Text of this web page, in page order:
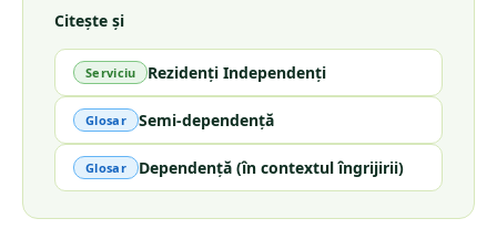
Citește și
Serviciu Rezidenți Independenți
Glosar Semi-dependență
Glosar Dependență (în contextul îngrijirii)